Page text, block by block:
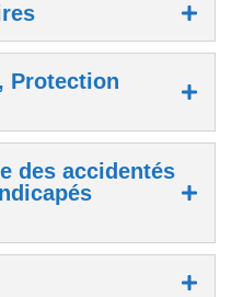
Protection
des accidentés